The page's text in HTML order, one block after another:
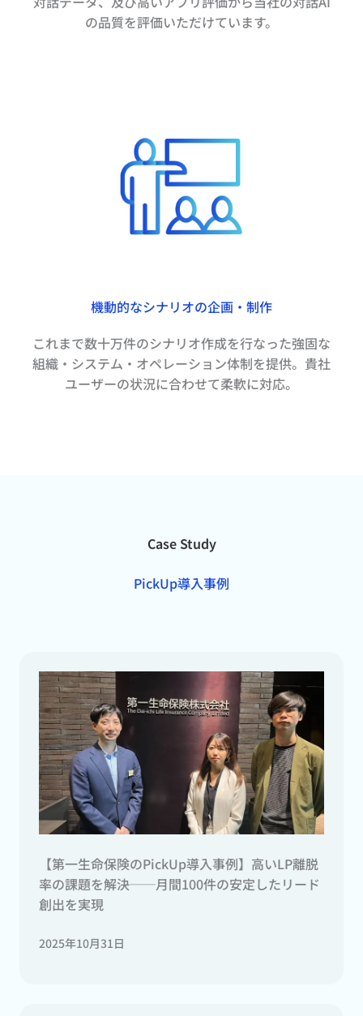
の品質を評価いただけています。
機動的なシナリオの企画・制作
これまで数十万件のシナリオ作成を行なった強固な
組織・システム・オペレーション体制を提供。貴社
ユーザーの状況に合わせて柔軟に対応。
Case Study
PickUp導入事例
【第一生命保険のPickUp導入事例】高いLP離脱
率の課題を解決──月間100件の安定したリード
創出を実現
2025年10月31日